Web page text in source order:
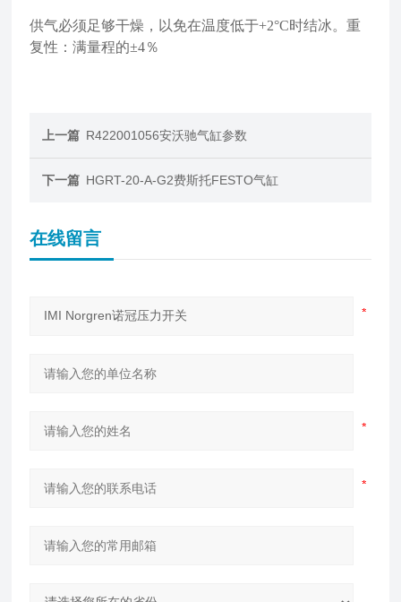
供气必须足够干燥，以免在温度低于+2°C时结冰。重
复性：满量程的±4％
上一篇 R422001056安沃驰气缸参数
下一篇 HGRT-20-A-G2费斯托FESTO气缸
在线留言